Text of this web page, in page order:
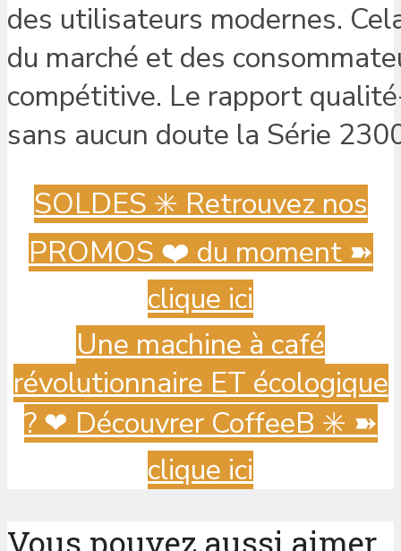
des utilisateurs modernes.
du marché et des
compétitive. Le rapport
sans aucun doute la Série
SOLDES ✳️ Retrouvez nos
PROMOS ❤️ du moment ➽
clique ici
Une machine à café
révolutionnaire ET écologique
? ️❤ Découvrer CoffeeB ✳️ ➽
clique ici
Vous pouvez aussi aimer